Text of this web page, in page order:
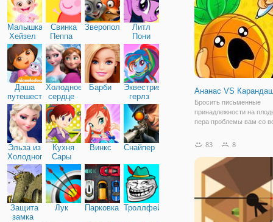
Малышка
Хейзел
Свинка
Пеппа
Зверополис
Литл
Пони
Дружба
Даша
путешественница
Холодное
сердце
Барби
Эквестрия
герлз
Эльза из
Холодного
сердца
Кухня
Сары
Винкс Снайпер
Защита
замка
Лук Парковка Троллфейс
задействованы
Ананас VS
Бросить письменные
принадлежности на
пера проблемы вам со
классический и
вверх или вниз, чтобы
ананасы. В орбитальный
83 8